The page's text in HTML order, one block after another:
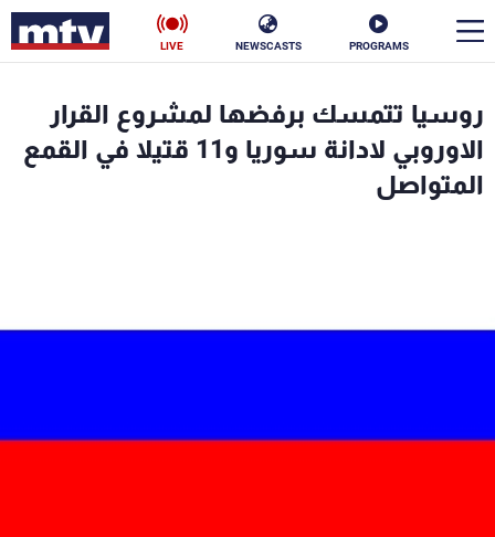
PROGRAMS
NEWSCASTS
LIVE
روسيا تتمسك برفضها لمشروع القرار
الاوروبي لادانة سوريا و11 قتيلا في القمع
المتواصل
الأخبار
سياسة